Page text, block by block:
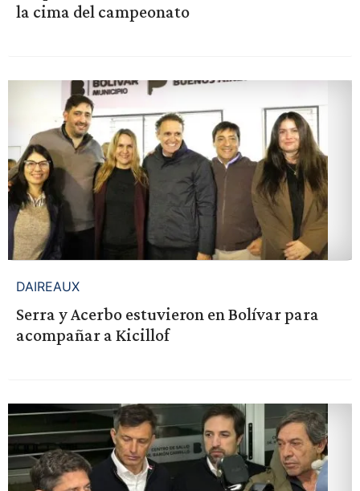
la cima del campeonato
DAIREAUX
Serra y Acerbo estuvieron en Bolívar para
acompañar a Kicillof